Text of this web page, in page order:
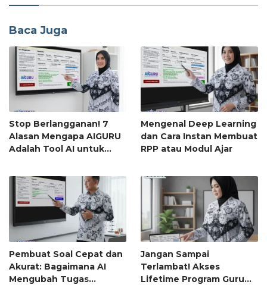
Baca Juga
Stop Berlangganan! 7
Alasan Mengapa AIGURU
Adalah Tool AI untuk
(Bayar 79 Ribu, Untung
Seumur Hidup)
Mengenal Deep Learning
dan Cara Instan Membuat
RPP atau Modul Ajar
Pembuat Soal Cepat dan
Akurat: Bagaimana AI
Mengubah Tugas
Jangan Sampai
Terlambat! Akses
Lifetime Program Guru